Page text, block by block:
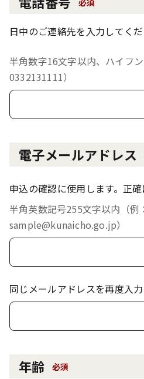
必須
日中のご連絡先を入力してくだ
半角数字16文字以内、ハイフン
0332131111）
電子メールアドレス
申込の確認に使用します。正確
半角英数記号255文字以内（例：
sample@kunaicho.go.jp）
同じメールアドレスを再度入力
年齢 必須